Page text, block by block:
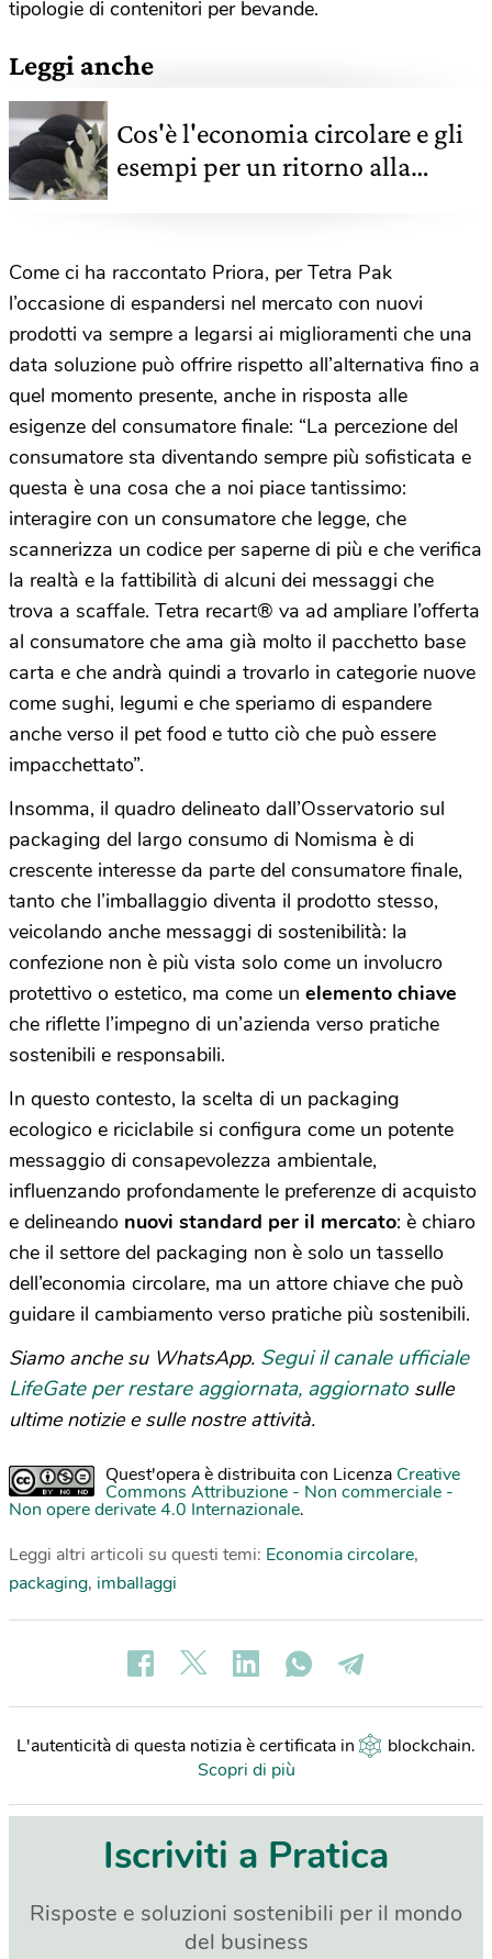
tipologie di contenitori per bevande.
Leggi anche
Cos'è l'economia circolare e gli
esempi per un ritorno alla
Come ci ha raccontato Priora, per Tetra Pak
l’occasione di espandersi nel mercato con nuovi
prodotti va sempre a legarsi ai miglioramenti che una
data soluzione può offrire rispetto all’alternativa fino a
quel momento presente, anche in risposta alle
esigenze del consumatore finale: “La percezione del
consumatore sta diventando sempre più sofisticata e
questa è una cosa che a noi piace tantissimo:
interagire con un consumatore che legge, che
scannerizza un codice per saperne di più e che verifica
la realtà e la fattibilità di alcuni dei messaggi che
trova a scaffale. Tetra recart®️ va ad ampliare l’offerta
al consumatore che ama già molto il pacchetto base
carta e che andrà quindi a trovarlo in categorie nuove
come sughi, legumi e che speriamo di espandere
anche verso il pet food e tutto ciò che può essere
impacchettato”.
Insomma, il quadro delineato dall’Osservatorio sul
packaging del largo consumo di Nomisma è di
crescente interesse da parte del consumatore finale,
tanto che l’imballaggio diventa il prodotto stesso,
veicolando anche messaggi di sostenibilità: la
confezione non è più vista solo come un involucro
protettivo o estetico, ma come un elemento chiave
che riflette l’impegno di un’azienda verso pratiche
sostenibili e responsabili.
In questo contesto, la scelta di un packaging
ecologico e riciclabile si configura come un potente
messaggio di consapevolezza ambientale,
influenzando profondamente le preferenze di acquisto
e delineando nuovi standard per il mercato: è chiaro
che il settore del packaging non è solo un tassello
dell’economia circolare, ma un attore chiave che può
guidare il cambiamento verso pratiche più sostenibili.
Siamo anche su WhatsApp. Segui il canale ufficiale
LifeGate per restare aggiornata, aggiornato sulle
ultime notizie e sulle nostre attività.
Quest'opera è distribuita con Licenza Creative
Commons Attribuzione - Non commerciale -
Non opere derivate 4.0 Internazionale.
Leggi altri articoli su questi temi: Economia circolare,
packaging, imballaggi
L'autenticità di questa notizia è certificata in blockchain.
Scopri di più
Iscriviti a Pratica
Risposte e soluzioni sostenibili per il mondo
del business